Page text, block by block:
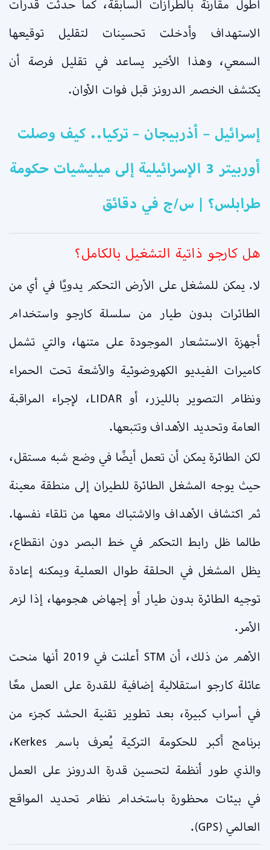
أطول مقارنة بالطرازات السابقة، كما حدثت قدرات
الاستهداف وأدخلت تحسينات لتقليل توقيعها
السمعي، وهذا الأخير يساعد في تقليل فرصة أن
يكتشف الخصم الدرونز قبل فوات الأوان.
إسرائيل – أذربيجان – تركيا.. كيف وصلت
أوربيتر 3 الإسرائيلية إلى ميليشيات حكومة
طرابلس؟ | س/ج في دقائق
هل كارجو ذاتية التشغيل بالكامل؟
لا. يمكن للمشغل على الأرض التحكم يدويًا في أي من
الطائرات بدون طيار من سلسلة كارجو واستخدام
أجهزة الاستشعار الموجودة على متنها، والتي تشمل
كاميرات الفيديو الكهروضوئية والأشعة تحت الحمراء
ونظام التصوير بالليزر، أو LIDAR، لإجراء المراقبة
العامة وتحديد الأهداف وتتبعها.
لكن الطائرة يمكن أن تعمل أيضًا في وضع شبه مستقل،
حيث يوجه المشغل الطائرة للطيران إلى منطقة معينة
ثم اكتشاف الأهداف والاشتباك معها من تلقاء نفسها.
طالما ظل رابط التحكم في خط البصر دون انقطاع،
يظل المشغل في الحلقة طوال العملية ويمكنه إعادة
توجيه الطائرة بدون طيار أو إجهاض هجومها، إذا لزم
الأمر.
الأهم من ذلك، أن STM أعلنت في 2019 أنها منحت
عائلة كارجو استقلالية إضافية للقدرة على العمل معًا
في أسراب كبيرة، بعد تطوير تقنية الحشد كجزء من
برنامج أكبر للحكومة التركية يُعرف باسم Kerkes،
والذي طور أنظمة لتحسين قدرة الدرونز على العمل
في بيئات محظورة باستخدام نظام تحديد المواقع
العالمي (GPS).